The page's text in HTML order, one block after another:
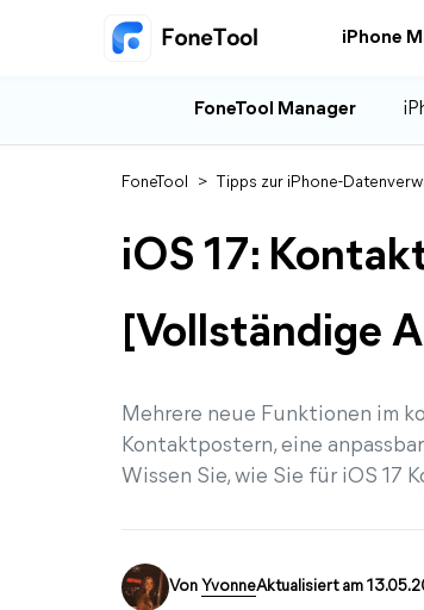
iPhone
FoneTool Manager
FoneTool > Tipps zur iPhone-
iOS 17:
[Vollständige
Mehrere neue Funktionen im
Kontaktpostern, eine
Wissen Sie, wie Sie für iOS 17
Von YvonneAktualisiert am